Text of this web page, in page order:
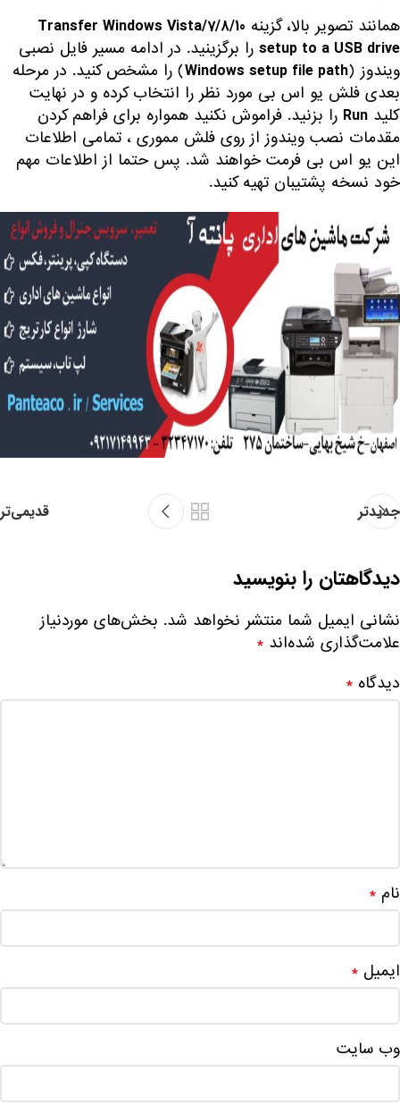
همانند تصویر بالا، گزینه Transfer Windows Vista/7/8/10
setup to a USB drive را برگزینید. در ادامه مسیر فایل نصبی
ویندوز (Windows setup file path) را مشخص کنید. در مرحله
بعدی فلش یو اس بی مورد نظر را انتخاب کرده و در نهایت
کلید Run را بزنید. فراموش نکنید همواره برای فراهم کردن
مقدمات نصب ویندوز از روی فلش مموری ، تمامی اطلاعات
این یو اس بی فرمت خواهند شد. پس حتما از اطلاعات مهم
خود نسخه پشتیبان تهیه کنید.
جدیدتر قدیمی‌تر
دیدگاهتان را بنویسید
نشانی ایمیل شما منتشر نخواهد شد. بخش‌های موردنیاز
علامت‌گذاری شده‌اند *
دیدگاه *
نام *
ایمیل *
وب‌ سایت